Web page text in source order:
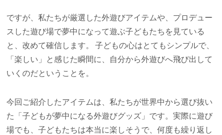
ですが、私たちが厳選した外遊びアイテムや、プロデュー
スした遊び場で夢中になって遊ぶ子どもたちを見ている
と、改めて確信します。 子どもの心はとてもシンプルで、
「楽しい」と感じた瞬間に、自分から外遊びへ飛び出して
いくのだということを。
今回ご紹介したアイテムは、私たちが世界中から選び抜い
た「子どもが夢中になる外遊びグッズ」です。実際に遊び
場でも、子どもたちは本当に楽しそうで、何度も繰り返し